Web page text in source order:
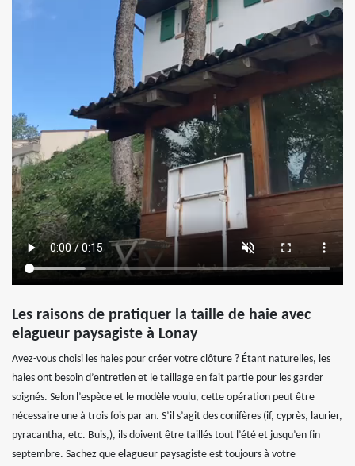
Les raisons de pratiquer la taille de haie avec
elagueur paysagiste à Lonay
Avez-vous choisi les haies pour créer votre clôture ? Étant naturelles, les
haies ont besoin d’entretien et le taillage en fait partie pour les garder
soignés. Selon l’espèce et le modèle voulu, cette opération peut être
nécessaire une à trois fois par an. S’il s’agit des conifères (if, cyprès, laurier,
pyracantha, etc. Buis,), ils doivent être taillés tout l’été et jusqu’en fin
septembre. Sachez que elagueur paysagiste est toujours à votre